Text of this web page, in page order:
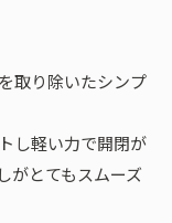
取り除いたシンプ
し軽い力で開閉が
がとてもスムーズ